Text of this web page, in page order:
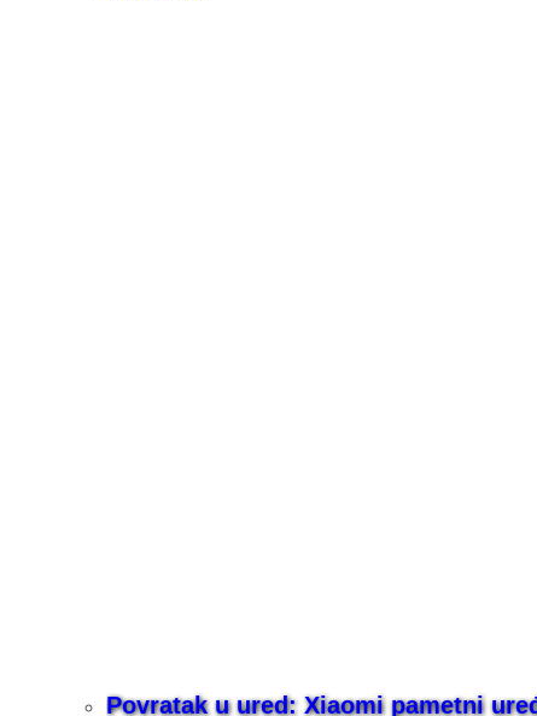
Povratak u ured: Xiaomi pametni